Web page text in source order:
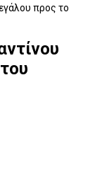
προς το